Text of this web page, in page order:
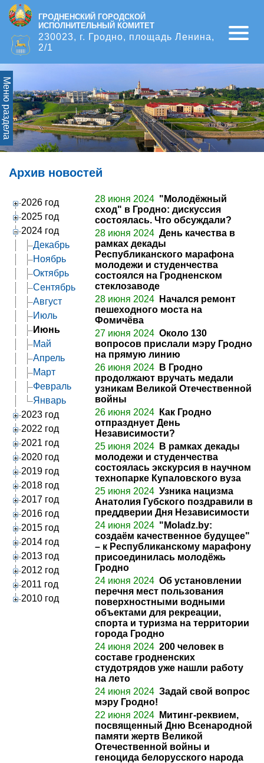
ГРОДНЕНСКИЙ ГОРОДСКОЙ
ИСПОЛНИТЕЛЬНЫЙ КОМИТЕТ
230023, г. Гродно, площадь Ленина,
2/1
Open
Меню раздела
Архив новостей
2026 год
2025 год
2024 год
Декабрь
Ноябрь
Октябрь
Сентябрь
Август
Июль
Июнь
Май
Апрель
Март
Февраль
Январь
2023 год
2022 год
2021 год
2020 год
2019 год
2018 год
2017 год
2016 год
2015 год
2014 год
2013 год
2012 год
2011 год
2010 год
28 июня 2024 "Молодёжный
сход" в Гродно: дискуссия
состоялась. Что обсуждали?
28 июня 2024 День качества в
рамках декады
Республиканского марафона
молодежи и студенчества
состоялся на Гродненском
стеклозаводе
28 июня 2024
Начался ремонт
пешеходного моста на
Фомичёва
27 июня 2024 Около 130
вопросов прислали мэру Гродно
на прямую линию
26 июня 2024
В Гродно
продолжают вручать медали
узникам Великой Отечественной
войны
26 июня 2024
Как Гродно
отпразднует День
Независимости?
25 июня 2024
В рамках декады
молодежи и студенчества
состоялась экскурсия в научном
технопарке Купаловского вуза
25 июня 2024 Узника нацизма
Анатолия Губского поздравили в
преддверии Дня Независимости
24 июня 2024 "Moladz.by:
создаём качественное будущее"
– к Республиканскому марафону
присоединилась молодёжь
Гродно
24 июня 2024 Об установлении
перечня мест пользования
поверхностными водными
объектами для рекреации,
спорта и туризма на территории
города Гродно
24 июня 2024 200 человек в
составе гродненских
студотрядов уже нашли работу
на лето
24 июня 2024 Задай свой вопрос
мэру Гродно!
22 июня 2024
Митинг-реквием,
посвященный Дню Всенародной
памяти жертв Великой
Отечественной войны и
геноцида белорусского народа